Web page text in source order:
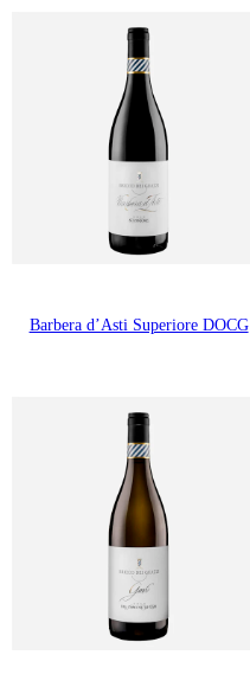
Barbera d’Asti Superiore DOCG